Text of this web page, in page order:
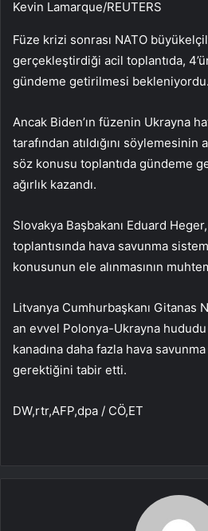
Kevin Lamarque/REUTERS
Füze krizi sonrası NATO
gerçekleştirdiği acil toplantıda,
gündeme getirilmesi bekleniyordu.
Ancak Biden’ın füzenin Ukrayna
tarafından atıldığını söylemesinin
söz konusu toplantıda gündeme
ağırlık kazandı.
Slovakya Başbakanı Eduard
toplantısında hava savunma
konusunun ele alınmasının
Litvanya Cumhurbaşkanı Gitanas
an evvel Polonya-Ukrayna
kanadına daha fazla hava
gerektiğini tabir etti.
DW,rtr,AFP,dpa / CÖ,ET